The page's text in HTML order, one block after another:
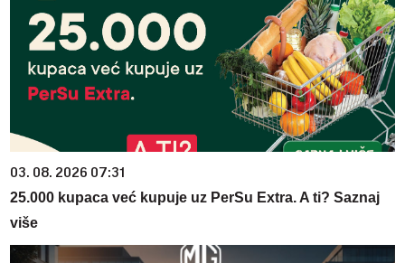
03. 08. 2026 07:31
25.000 kupaca već kupuje uz PerSu Extra. A ti? Saznaj
više